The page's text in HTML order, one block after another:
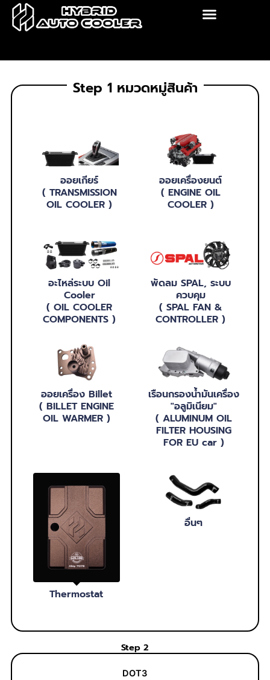
Skip
Step 1 หมวดหมู่สินค้า
ออยเกียร์
( TRANSMISSION
OIL COOLER )
ออยเครื่องยนต์
( ENGINE OIL
COOLER )
อะไหล่ระบบ Oil
Cooler
( OIL COOLER
COMPONENTS )
พัดลม SPAL, ระบบ
ควบคุม
( SPAL FAN &
CONTROLLER )
ออยเครื่อง Billet
( BILLET ENGINE
OIL WARMER )
เรือนกรองน้ำมันเครื่อง
"อลูมิเนียม"
( ALUMINUM OIL
FILTER HOUSING
FOR EU car )
Thermostat
อื่นๆ
Step 2
DOT3